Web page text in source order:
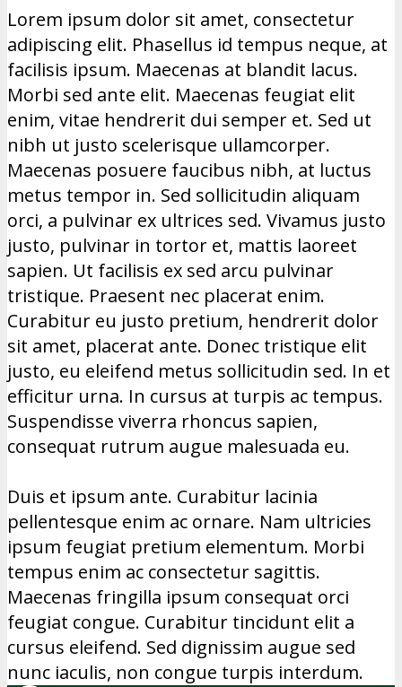
Lorem ipsum dolor sit amet, consectetur
adipiscing elit. Phasellus id tempus neque, at
facilisis ipsum. Maecenas at blandit lacus.
Morbi sed ante elit. Maecenas feugiat elit
enim, vitae hendrerit dui semper et. Sed ut
nibh ut justo scelerisque ullamcorper.
Maecenas posuere faucibus nibh, at luctus
metus tempor in. Sed sollicitudin aliquam
orci, a pulvinar ex ultrices sed. Vivamus justo
justo, pulvinar in tortor et, mattis laoreet
sapien. Ut facilisis ex sed arcu pulvinar
tristique. Praesent nec placerat enim.
Curabitur eu justo pretium, hendrerit dolor
sit amet, placerat ante. Donec tristique elit
justo, eu eleifend metus sollicitudin sed. In et
efficitur urna. In cursus at turpis ac tempus.
Suspendisse viverra rhoncus sapien,
consequat rutrum augue malesuada eu.
Duis et ipsum ante. Curabitur lacinia
pellentesque enim ac ornare. Nam ultricies
ipsum feugiat pretium elementum. Morbi
tempus enim ac consectetur sagittis.
Maecenas fringilla ipsum consequat orci
feugiat congue. Curabitur tincidunt elit a
cursus eleifend. Sed dignissim augue sed
nunc iaculis, non congue turpis interdum.